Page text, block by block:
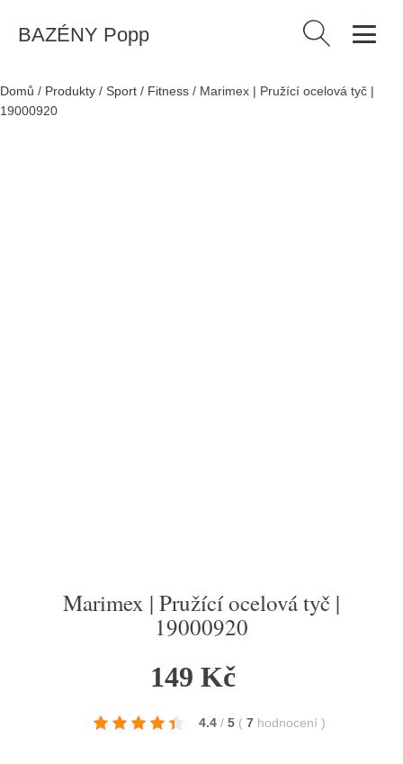
BAZÉNY Popp Vyhledávání
Domů / Produkty / Sport / Fitness / Marimex | Pružící ocelová tyč |
19000920
Marimex | Pružící ocelová tyč |
19000920
149 Kč
4.4 / 5 ( 7 hodnocení )